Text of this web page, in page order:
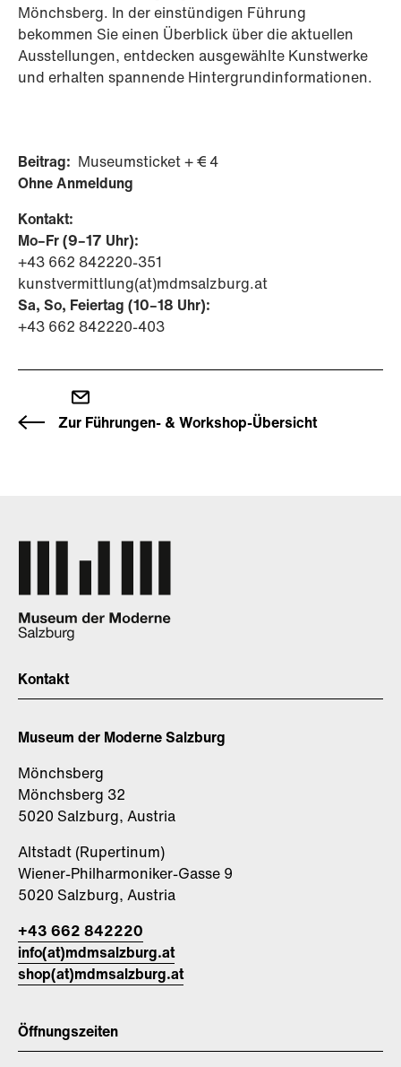
Mönchsberg. In der einstündigen Führung
bekommen Sie einen Überblick über die aktuellen
Ausstellungen, entdecken ausgewählte Kunstwerke
und erhalten spannende Hintergrundinformationen.
Beitrag: Museumsticket + € 4
Ohne Anmeldung
Kontakt:
Mo–Fr (9–17 Uhr):
+43 662 842220-351
kunstvermittlung(at)mdmsalzburg.at
Sa, So, Feiertag (10–18 Uhr):
+43 662 842220-403
Zur Führungen- & Workshop-Übersicht
Kontakt
Museum der Moderne Salzburg
Mönchsberg
Mönchsberg 32
5020 Salzburg, Austria
Altstadt (Rupertinum)
Wiener-Philharmoniker-Gasse 9
5020 Salzburg, Austria
+43 662 842220
info(at)mdmsalzburg.at
shop(at)mdmsalzburg.at
Öffnungszeiten